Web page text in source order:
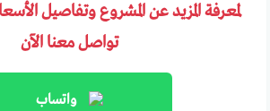
لمعرفة المزيد عن المشروع وتفاصيل
تواصل معنا الآن
واتساب